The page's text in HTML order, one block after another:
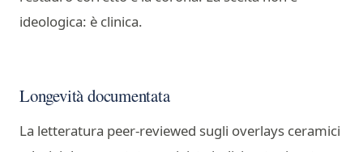
ideologica: è clinica.
Longevità documentata
La letteratura peer-reviewed sugli overlays ceramici